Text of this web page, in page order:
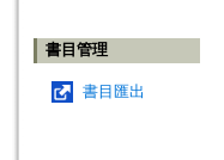
書目管理
書目匯出